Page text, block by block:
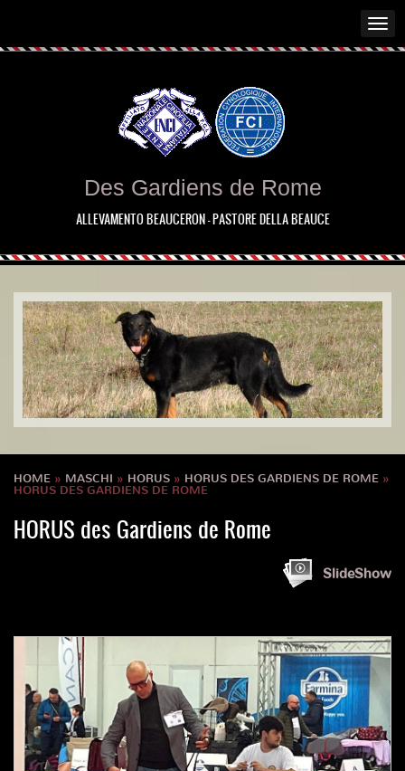
Des Gardiens de Rome
ALLEVAMENTO BEAUCERON - PASTORE DELLA BEAUCE
HOME » MASCHI » HORUS » HORUS DES GARDIENS DE ROME »
HORUS DES GARDIENS DE ROME
HORUS des Gardiens de Rome
SlideShow